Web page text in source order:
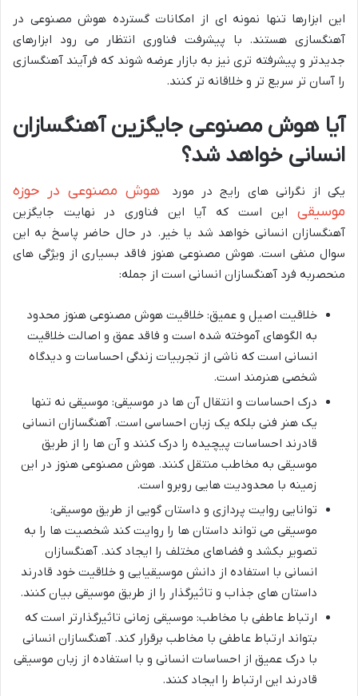
این ابزارها تنها نمونه ای از امکانات گسترده هوش مصنوعی در
آهنگسازی هستند. با پیشرفت فناوری انتظار می رود ابزارهای
جدیدتر و پیشرفته تری نیز به بازار عرضه شوند که فرآیند آهنگسازی
را آسان تر سریع تر و خلاقانه تر کنند.
آیا هوش مصنوعی جایگزین آهنگسازان
انسانی خواهد شد؟
یکی از نگرانی های رایج در مورد
هوش مصنوعی در حوزه
موسیقی این است که آیا این فناوری در نهایت جایگزین
آهنگسازان انسانی خواهد شد یا خیر. در حال حاضر پاسخ به این
سوال منفی است. هوش مصنوعی هنوز فاقد بسیاری از ویژگی های
منحصربه فرد آهنگسازان انسانی است از جمله:
خلاقیت اصیل و عمیق: خلاقیت هوش مصنوعی هنوز محدود
به الگوهای آموخته شده است و فاقد عمق و اصالت خلاقیت
انسانی است که ناشی از تجربیات زندگی احساسات و دیدگاه
شخصی هنرمند است.
درک احساسات و انتقال آن ها در موسیقی: موسیقی نه تنها
یک هنر فنی بلکه یک زبان احساسی است. آهنگسازان انسانی
قادرند احساسات پیچیده را درک کنند و آن ها را از طریق
موسیقی به مخاطب منتقل کنند. هوش مصنوعی هنوز در این
زمینه با محدودیت هایی روبرو است.
توانایی روایت پردازی و داستان گویی از طریق موسیقی:
موسیقی می تواند داستان ها را روایت کند شخصیت ها را به
تصویر بکشد و فضاهای مختلف را ایجاد کند. آهنگسازان
انسانی با استفاده از دانش موسیقیایی و خلاقیت خود قادرند
داستان های جذاب و تاثیرگذار را از طریق موسیقی بیان کنند.
ارتباط عاطفی با مخاطب: موسیقی زمانی تاثیرگذارتر است که
بتواند ارتباط عاطفی با مخاطب برقرار کند. آهنگسازان انسانی
با درک عمیق از احساسات انسانی و با استفاده از زبان موسیقی
قادرند این ارتباط را ایجاد کنند.